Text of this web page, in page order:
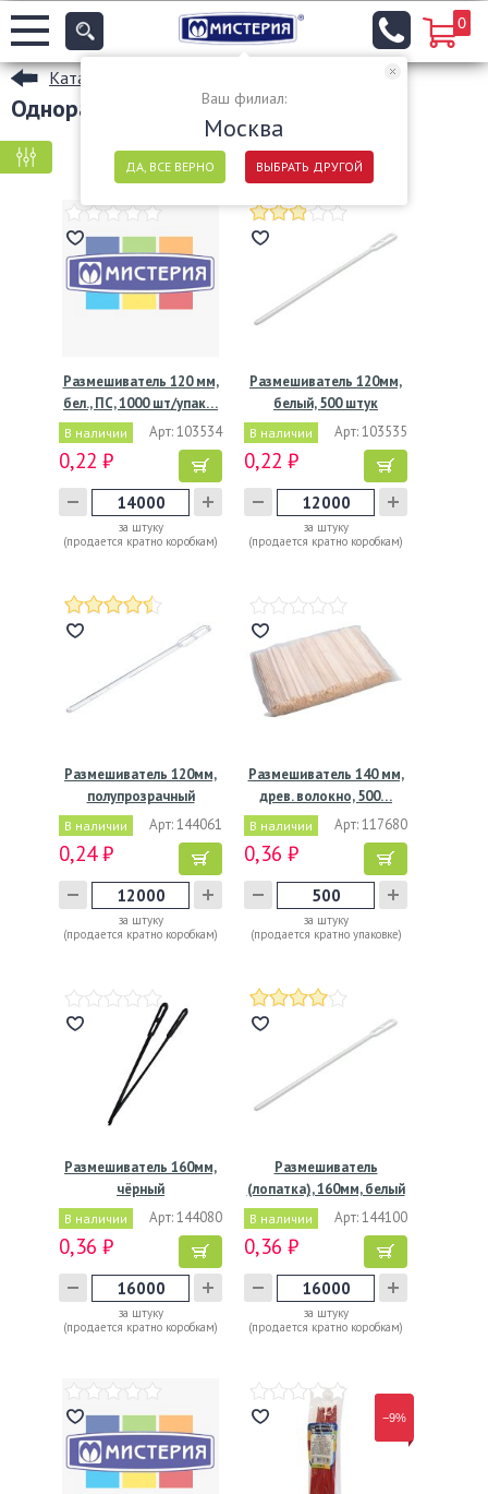
Ваш филиал:
Москва
ДА, ВСЕ ВЕРНО ВЫБРАТЬ ДРУГОЙ
0
Каталог
Одноразовые столовые приборы
Размешиватель 120 мм,
бел., ПС, 1000 шт/упак…
В наличии Арт: 103534
0,22 ₽
за штуку
(продается кратно коробкам)
Размешиватель 120мм,
белый, 500 штук
В наличии Арт: 103535
0,22 ₽
за штуку
(продается кратно коробкам)
Размешиватель 120мм,
полупрозрачный
В наличии Арт: 144061
0,24 ₽
за штуку
(продается кратно коробкам)
Размешиватель 140 мм,
древ. волокно, 500…
В наличии Арт: 117680
0,36 ₽
за штуку
(продается кратно упаковке)
Размешиватель 160мм,
чёрный
В наличии Арт: 144080
0,36 ₽
за штуку
(продается кратно коробкам)
Размешиватель
(лопатка), 160мм, белый
В наличии Арт: 144100
0,36 ₽
за штуку
(продается кратно коробкам)
−9%